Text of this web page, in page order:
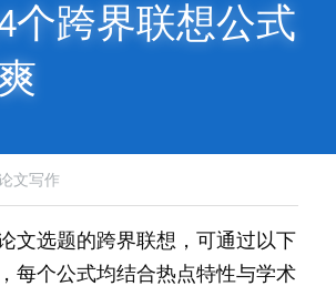
个跨界联想公式
文写作
文选题的跨界联想，可通过以下
每个公式均结合热点特性与学术